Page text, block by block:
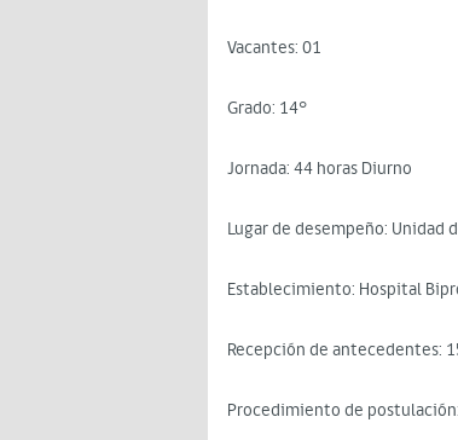
Vacantes: 01
Grado: 14°
Jornada: 44 horas Diurno
Lugar de desempeño: Unidad
Establecimiento: Hospital
Recepción de antecedentes:
Procedimiento de